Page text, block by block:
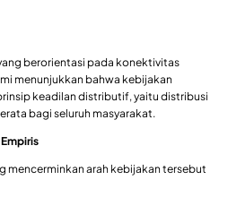
berorientasi pada konektivitas
menunjukkan bahwa kebijakan
keadilan distributif, yaitu distribusi
bagi seluruh masyarakat.
mencerminkan arah kebijakan tersebut